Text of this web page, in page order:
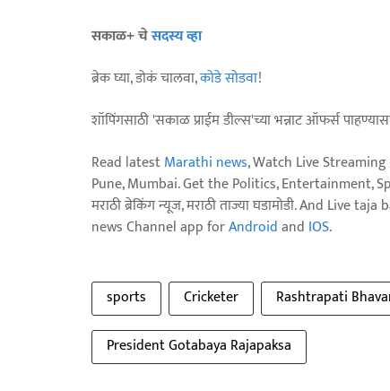
सकाळ+ चेसदस्य व्हा
ब्रेक घ्या, डोकं चालवा,कोडे सोडवा!
शॉपिंगसाठी 'सकाळ प्राईम डील्स'च्या भन्नाट ऑफर्स
Read latestMarathi news, Watch Live
Pune, Mumbai. Get the Politics, Entertainment,
मराठी ब्रेकिंग न्यूज, मराठी ताज्या घडामोडी. And
news Channel app forAndroidand IOS.
sports Cricketer Rashtrapati
President Gotabaya Rajapaksa